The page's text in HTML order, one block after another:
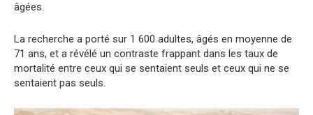
âgées.
La recherche a porté sur 1 600 adultes, âgés en moyenne de
71 ans, et a révélé un contraste frappant dans les taux de
mortalité entre ceux qui se sentaient seuls et ceux qui ne se
sentaient pas seuls.